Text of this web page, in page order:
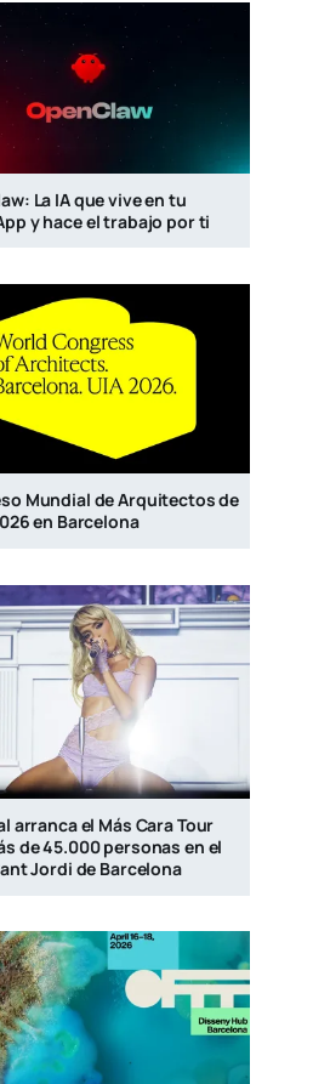
La IA que vive en tu
y hace el trabajo por ti
Mundial de Arquitectos de
en Barcelona
arranca el Más Cara Tour
de 45.000 personas en el
Jordi de Barcelona